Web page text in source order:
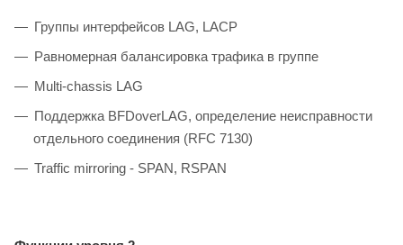
Группы интерфейсов LAG, LACP
Равномерная балансировка трафика в группе
Multi-chassis LAG
Поддержка BFDoverLAG, определение неисправности
отдельного соединения (RFC 7130)
Traffic mirroring - SPAN, RSPAN